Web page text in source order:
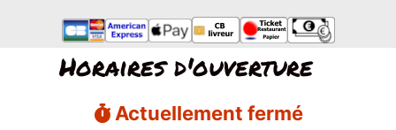
Horaires d'ouverture
Actuellement fermé